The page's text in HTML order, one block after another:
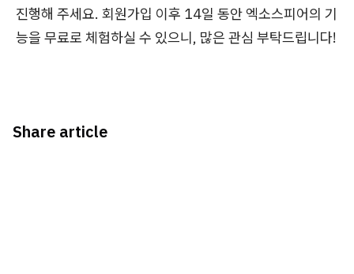
진행해 주세요. 회원가입 이후 14일 동안 엑소스피어의 기
능을 무료로 체험하실 수 있으니, 많은 관심 부탁드립니다!
Share article